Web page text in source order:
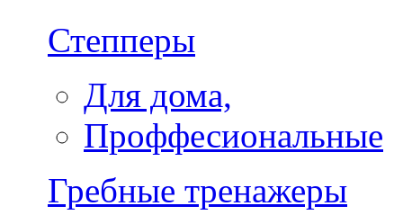
Степперы
Для дома,
Проффесиональные
Гребные тренажеры